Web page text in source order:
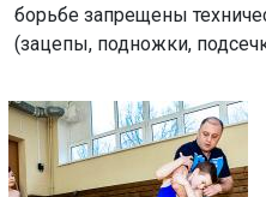
борьбе запрещены
(зацепы, подножки,